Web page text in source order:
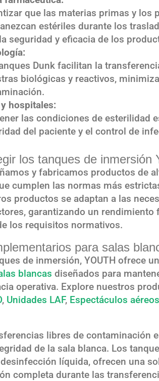
que las materias primas y los
estériles durante los
seguridad y eficacia de los
Dunk facilitan la
biológicas y reactivos,
hospitales:
las condiciones de esterilidad
del paciente y el control de
los tanques de inmersión
y fabricamos productos de
cumplen las normas más
productos se adaptan a las
garantizando un rendimiento
los requisitos normativos.
para salas
de inmersión, YOUTH ofrece
blancas diseñados para
operativa. Explore nuestros
, Unidades LAF, Espectáculos aéreos
libres de contaminación
de la sala blanca. Los
líquida, ofrecen una
completa durante las